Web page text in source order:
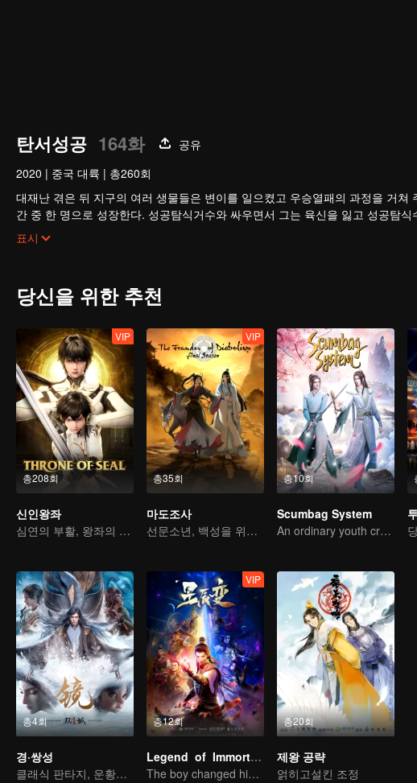
탄서성공 164화
공유
2020 | 중국 대륙 | 총260회
대재난 겪은 뒤 지구의 여러 생물들은 변이를 일으켰고 우승열패의 과정을 거
간 중 한 명으로 성장한다. 성공탐식거수와 싸우면서 그는 육신을 잃고 성공탐
구를 벗어나 우주로 발을 내딛기 시작한다.
표시
당신을 위한 추천
총208회
VIP
신인왕좌
심연의 부활, 왕좌의 도래
총35회
VIP
마도조사
선문소년, 백성을 위해 악령을 베다
총10회
Scumbag System
An ordinary youth crossing as a villain into the book and abusing the hero!
총4회
경·쌍성
클래식 판타지, 운황에서의 격정 스토리
총12회
VIP
Legend of Immortals
The boy changed his life into a king
총20회
제왕 공략
얽히고설킨 조정